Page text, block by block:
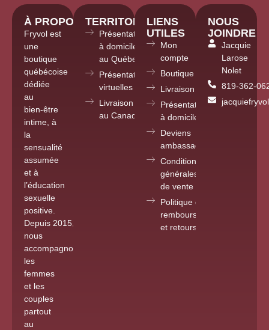
À PROPOS
Fryvol est
une
boutique
québécoise
dédiée
au
bien-être
intime, à
la
sensualité
assumée
et à
l’éducation
sexuelle
positive.
Depuis 2015,
nous
accompagnons
les
femmes
et les
couples
partout
au
TERRITOIRE
Présentations
à domicile
au Québec
Présentations
virtuelles partout
Livraison
au Canada
LIENS
UTILES
Mon
compte
Boutique
Livraison
Présentations
à domicile
Deviens
ambassadrice
Conditions
générales
de vente
Politique de
remboursements
et retours
NOUS
JOINDRE
Jacquie
Larose
Nolet
819-362-